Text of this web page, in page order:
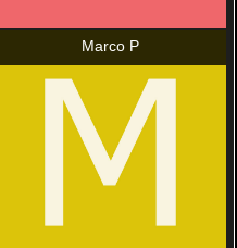
Marco P